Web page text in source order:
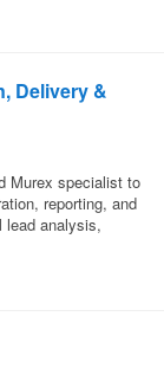
Delivery &
Murex specialist to
reporting, and
lead analysis,